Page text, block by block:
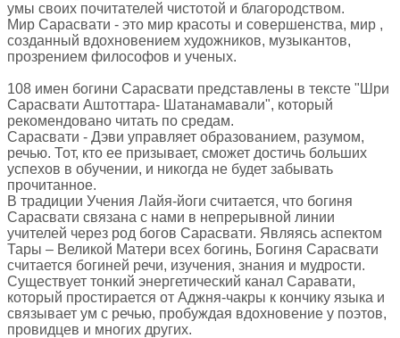
умы своих почитателей чистотой и благородством.
Мир Сарасвати - это мир красоты и совершенства, мир ,
созданный вдохновением художников, музыкантов,
прозрением философов и ученых.
108 имен богини Сарасвати представлены в тексте "Шри
Сарасвати Аштоттара- Шатанамавали", который
рекомендовано читать по средам.
Сарасвати - Дэви управляет образованием, разумом,
речью. Тот, кто ее призывает, сможет достичь больших
успехов в обучении, и никогда не будет забывать
прочитанное.
В традиции Учения Лайя-йоги считается, что богиня
Сарасвати связана с нами в непрерывной линии
учителей через род богов Сарасвати. Являясь аспектом
Тары – Великой Матери всех богинь, Богиня Сарасвати
считается богиней речи, изучения, знания и мудрости.
Существует тонкий энергетический канал Саравати,
который простирается от Аджня-чакры к кончику языка и
связывает ум с речью, пробуждая вдохновение у поэтов,
провидцев и многих других.